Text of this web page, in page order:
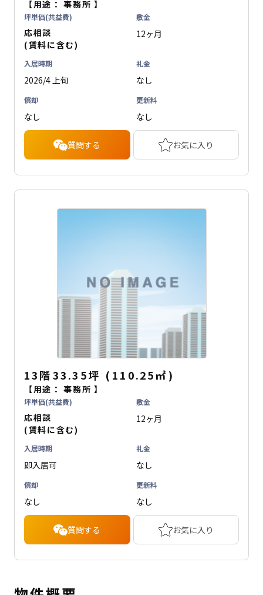
【用途：事務所 】
坪単価(共益費)
応相談
(賃料に含む)
敷金
12ヶ月
入居時期
2026/4 上旬
礼金
なし
償却
なし
更新料
なし
質問する お気に入り
13階33.35坪 ( 110.25㎡ )
【用途：事務所 】
坪単価(共益費)
応相談
(賃料に含む)
敷金
12ヶ月
入居時期
即入居可
礼金
なし
償却
なし
更新料
なし
質問する お気に入り